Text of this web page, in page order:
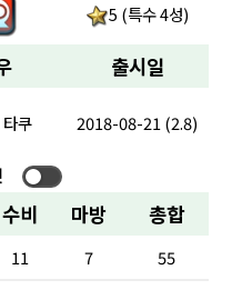
5 (특수 4성)
출시일
쿠 2018-08-21 (2.8)
수비 마방 총합
11 7
55